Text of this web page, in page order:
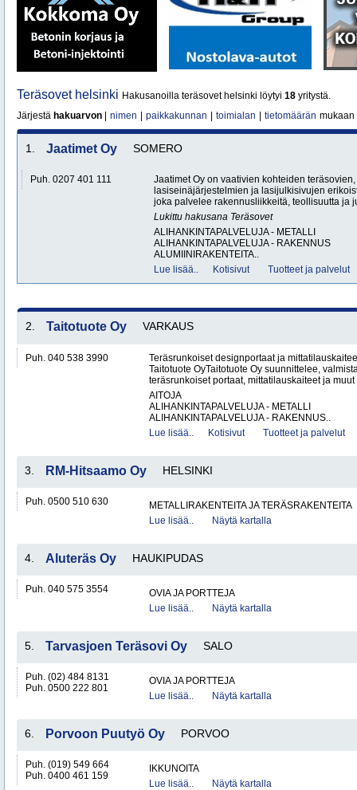
Teräsovet helsinki Hakusanoilla teräsovet helsinki löytyi 18 yritystä.
Järjestä hakuarvon nimen paikkakunnan toimialan tietomäärän mukaan
1. Jaatimet Oy SOMERO
Puh. 0207 401 111
Jaatimet Oy on vaativien kohteiden
lasiseinäjärjestelmien ja lasijulkisivujen
joka palvelee rakennusliikkeitä, teollisuutta ja
Lukittu hakusana Teräsovet
ALIHANKINTAPALVELUJA - METALLI
ALIHANKINTAPALVELUJA - RAKENNUS
ALUMIINIRAKENTEITA..
Lue lisää..
Kotisivut Tuotteet ja palvelut
2. Taitotuote Oy VARKAUS
Puh. 040 538 3990
Teräsrunkoiset designportaat ja
Taitotuote OyTaitotuote Oy suunnittelee,
teräsrunkoiset portaat, mittatilauskaiteet ja muut
AITOJA
ALIHANKINTAPALVELUJA - METALLI
ALIHANKINTAPALVELUJA - RAKENNUS..
Lue lisää..
Kotisivut Tuotteet ja palvelut
3. RM-Hitsaamo Oy HELSINKI
Puh. 0500 510 630
METALLIRAKENTEITA JA TERÄSRAKENTEITA
Lue lisää..
Näytä kartalla
4. Aluteräs Oy HAUKIPUDAS
Puh. 040 575 3554
OVIA JA PORTTEJA
Lue lisää..
Näytä kartalla
5. Tarvasjoen Teräsovi Oy SALO
Puh. (02) 484 8131
Puh. 0500 222 801
OVIA JA PORTTEJA
Lue lisää..
Näytä kartalla
6. Porvoon Puutyö Oy PORVOO
Puh. (019) 549 664
Puh. 0400 461 159
IKKUNOITA
Lue lisää..
Näytä kartalla